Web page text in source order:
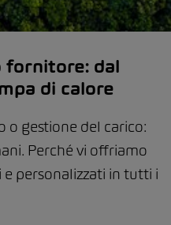
fornitore: dal
di calore
gestione del carico:
Perché vi offriamo
personalizzati in tutti i